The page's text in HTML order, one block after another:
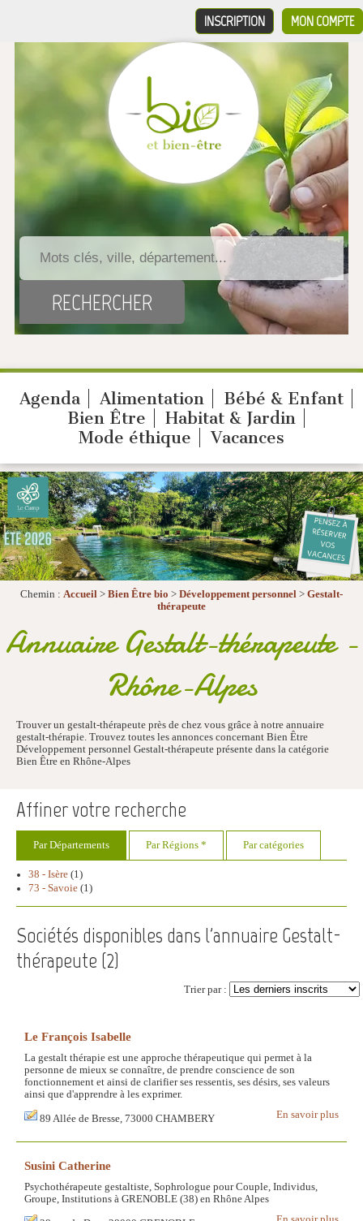
MON COMPTE
INSCRIPTION
Agenda Alimentation
Bébé & Enfant
Bien Être
Habitat & Jardin
Mode éthique
Vacances
Chemin : Accueil > Bien Être bio > Développement personnel > Gestalt-
thérapeute
Annuaire Gestalt-thérapeute -
Rhône-Alpes
Trouver un gestalt-thérapeute près de chez vous grâce à notre annuaire
gestalt-thérapie. Trouvez toutes les annonces concernant Bien Être
Développement personnel Gestalt-thérapeute présente dans la catégorie
Bien Être en Rhône-Alpes
Affiner votre recherche
Par Départements Par Régions * Par catégories
38 - Isère (1)
73 - Savoie (1)
Sociétés disponibles dans l'annuaire Gestalt-
thérapeute (2)
Trier par :
Le François Isabelle
La gestalt thérapie est une approche thérapeutique qui permet à la
personne de mieux se connaître, de prendre conscience de son
fonctionnement et ainsi de clarifier ses ressentis, ses désirs, ses valeurs
ainsi que d'apprendre à les exprimer.
En savoir plus
89 Allée de Bresse, 73000 CHAMBERY
Susini Catherine
Psychothérapeute gestaltiste, Sophrologue pour Couple, Individus,
Groupe, Institutions à GRENOBLE (38) en Rhône Alpes